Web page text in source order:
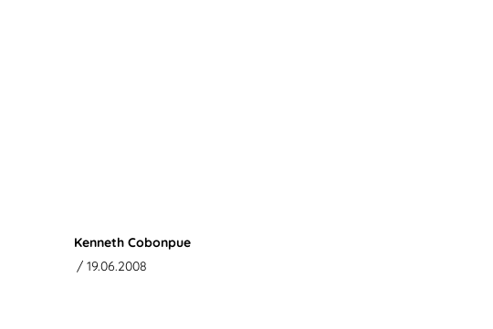
Kenneth Cobonpue
/ 19.06.2008